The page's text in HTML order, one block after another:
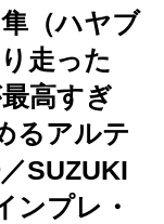
（ハヤブ
走った
高すぎ
るアルテ
SUZUKI
ンプレ・